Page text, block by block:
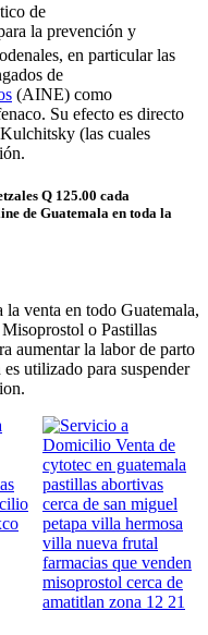
de
la prevención y
en particular las
de
(AINE) como
Su efecto es directo
(las cuales
Q 125.00 cada
de Guatemala en toda la
la venta en todo Guatemala,
o Pastillas
aumentar la labor de parto
utilizado para suspender